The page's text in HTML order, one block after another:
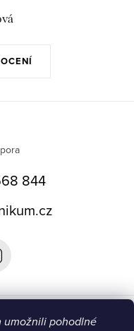
umožnili pohodlné
844